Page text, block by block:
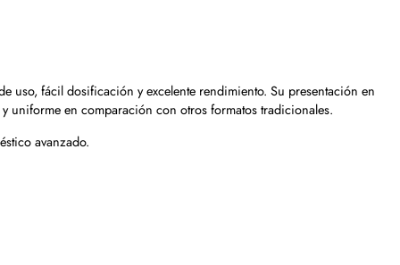
uso, fácil dosificación y excelente rendimiento. Su presentación en
uniforme en comparación con otros formatos tradicionales.
avanzado.